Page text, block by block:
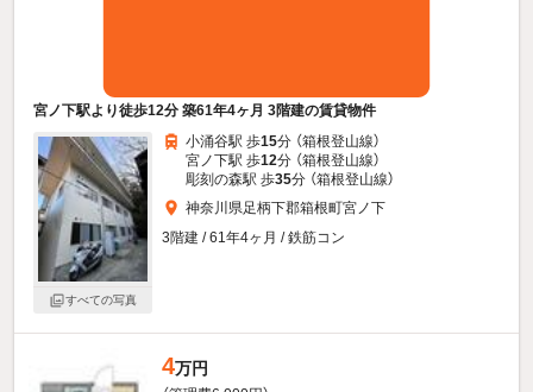
宮ノ下駅より徒歩12分 築61年4ヶ月 3階建の賃貸物件
すべての写真
小涌谷駅 歩15分 （箱根登山線）
宮ノ下駅 歩12分 （箱根登山線）
彫刻の森駅 歩35分 （箱根登山線）
神奈川県足柄下郡箱根町宮ノ下
3階建 / 61年4ヶ月 / 鉄筋コン
4万円